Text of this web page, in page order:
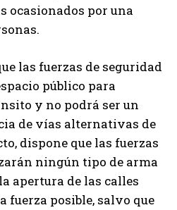
ocasionados por una
las fuerzas de seguridad
público para
y no podrá ser un
de vías alternativas de
dispone que las fuerzas
ningún tipo de arma
apertura de las calles
fuerza posible, salvo que